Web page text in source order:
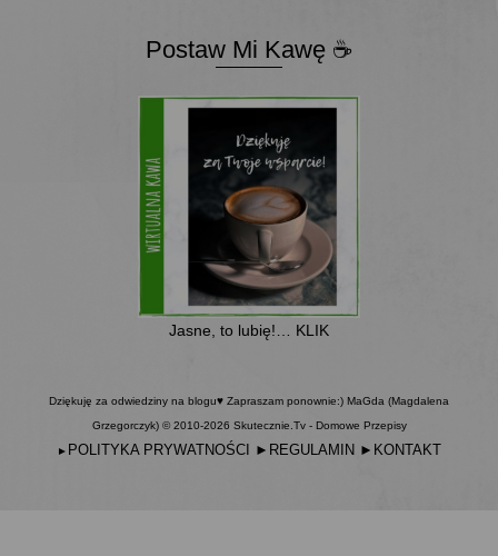
Postaw Mi Kawę ☕
Jasne, to lubię!… KLIK
Dziękuję za odwiedziny na blogu♥ Zapraszam ponownie:) MaGda (Magdalena
Grzegorczyk) © 2010-2026 Skutecznie.Tv - Domowe Przepisy
► POLITYKA PRYWATNOŚCI ► REGULAMIN ► KONTAKT